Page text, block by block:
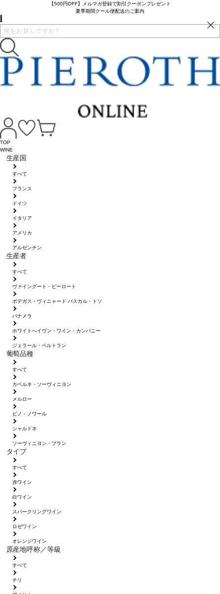
【500円OFF】メルマガ登録で割引クーポンプレゼント
夏季期間クール便配送のご案内
TOP
WINE
生産国
すべて
フランス
ドイツ
イタリア
アメリカ
アルゼンチン
生産者
すべて
ヴァイングート・ピーロート
ボデガス・ヴィニャード パスカル・トソ
パナメラ
ホワイトへイヴン・ワイン・カンパニー
ジェラール・ベルトラン
葡萄品種
すべて
カベルネ・ソーヴィニヨン
メルロー
ピノ・ノワール
シャルドネ
ソーヴィニヨン・ブラン
タイプ
すべて
赤ワイン
白ワイン
スパークリングワイン
ロゼワイン
オレンジワイン
原産地呼称／等級
すべて
チリ